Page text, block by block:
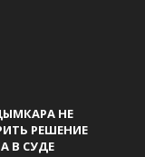
НЕ
РЕШЕНИЕ
В СУДЕ